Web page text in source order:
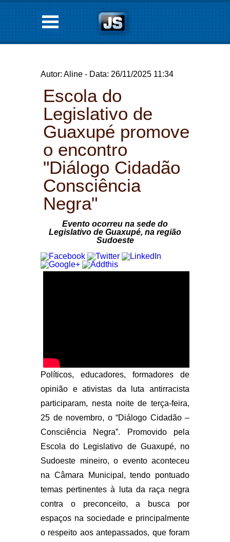
Autor: Aline - Data: 26/11/2025 11:34
Escola do
Legislativo de
Guaxupé promove
o encontro
"Diálogo Cidadão
Consciência
Negra"
Evento ocorreu na sede do
Legislativo de Guaxupé, na região
Sudoeste
Políticos, educadores, formadores de
opinião e ativistas da luta antirracista
participaram, nesta noite de terça-feira,
25 de novembro, o “Diálogo Cidadão –
Consciência Negra”. Promovido pela
Escola do Legislativo de Guaxupé, no
Sudoeste mineiro, o evento aconteceu
na Câmara Municipal, tendo pontuado
temas pertinentes à luta da raça negra
contra o preconceito, a busca por
espaços na sociedade e principalmente
o respeito aos antepassados, que foram